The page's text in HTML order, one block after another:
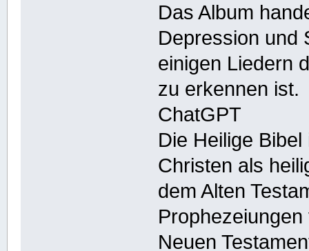
Das Album
Depression und
einigen Liedern
zu erkennen ist.
ChatGPT
Die Heilige
Christen als
dem Alten
Neuen